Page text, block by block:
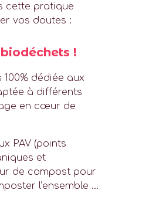
cette pratique
vos doutes :
!
dédiée aux
à différents
en cœur de
PAV (points
et
de compost pour
l’ensemble ...